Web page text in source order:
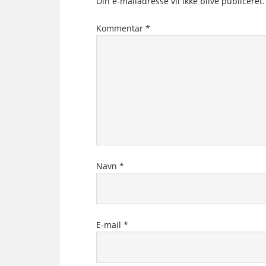
Kommentar *
Navn *
E-mail *